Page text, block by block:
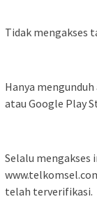
Tidak mengakses
Hanya
atau Google Play
Selalu
telah terverifikasi.